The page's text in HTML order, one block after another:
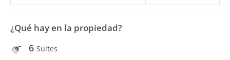
¿Qué hay en la propiedad?
6 Suites